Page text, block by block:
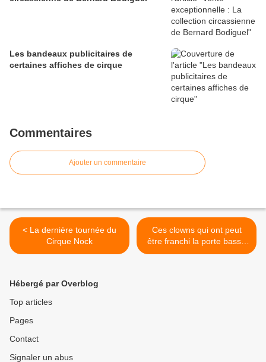
Les bandeaux publicitaires de
certaines affiches de cirque
Commentaires
Ajouter un commentaire
< La dernière tournée du
Cirque Nock
Ces clowns qui ont peut
être franchi la porte basse
pour recevoir la lumière >
Hébergé par Overblog
Top articles
Pages
Contact
Signaler un abus